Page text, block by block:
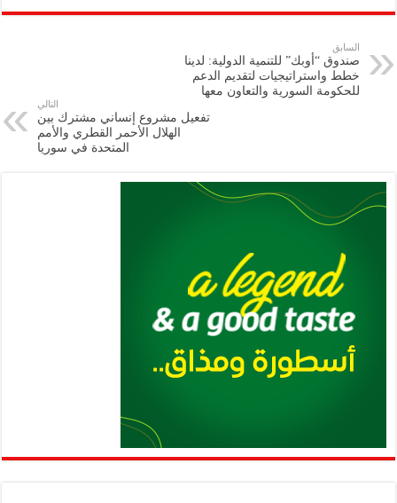
p
y
Li
n
eb
k
tt
nt
at
A
p
p
gr
ai
ar
السابق
صندوق “أوبك” للتنمية الدولية: لدينا
خطط واستراتيجيات لتقديم الدعم
للحكومة السورية والتعاون معها
التالي
تفعيل مشروع إنساني مشترك بين
الهلال الأحمر القطري والأمم
المتحدة في سوريا